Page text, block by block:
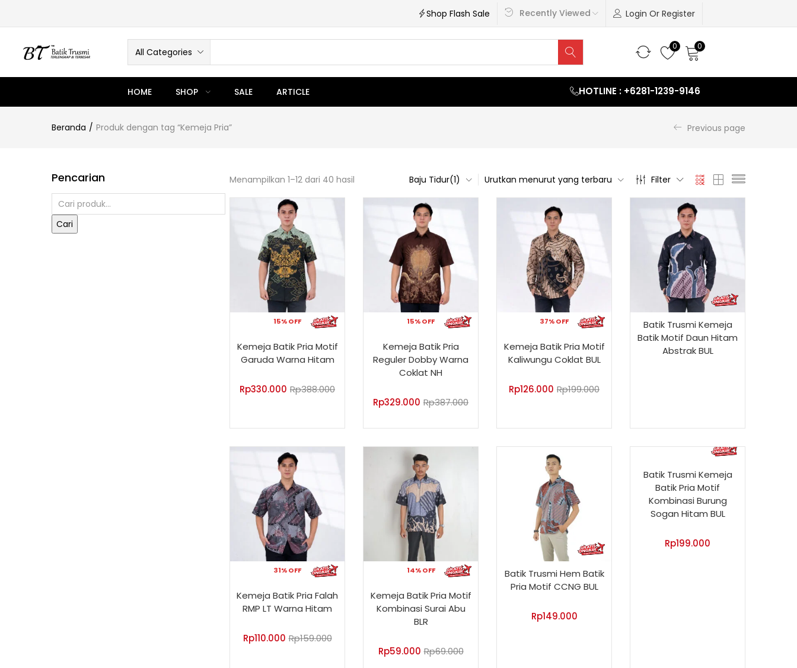
Shop Flash Sale Recently Viewed Login Or Register
All Categories
0 0
HOME SHOP SALE ARTICLE HOTLINE : +6281-1239-9146
Beranda Produk dengan tag “Kemeja Pria” Previous page
Menampilkan 1–12 dari 40 hasil Filter
Urutkan menurut yang terbaru
Baju Tidur(1)
15% OFF
Kemeja Batik Pria Motif
Garuda Warna Hitam
Rp330.000 Rp388.000
15% OFF
Kemeja Batik Pria
Reguler Dobby Warna
Coklat NH
Rp329.000 Rp387.000
37% OFF
Kemeja Batik Pria Motif
Kaliwungu Coklat BUL
Rp126.000 Rp199.000
Batik Trusmi Kemeja
Batik Motif Daun Hitam
Abstrak BUL
31% OFF
Kemeja Batik Pria Falah
RMP LT Warna Hitam
Rp110.000 Rp159.000
14% OFF
Kemeja Batik Pria Motif
Kombinasi Surai Abu
BLR
Rp59.000 Rp69.000
Batik Trusmi Hem Batik
Pria Motif CCNG BUL
Rp149.000
Batik Trusmi Kemeja
Batik Pria Motif
Kombinasi Burung
Sogan Hitam BUL
Rp199.000
Pencarian
Cari